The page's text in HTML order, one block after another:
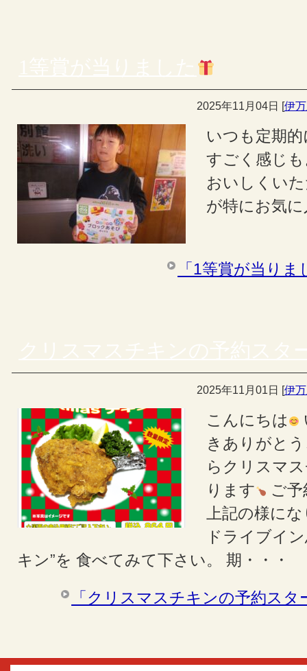
2025年11月04日 [伊
いつも定期
すごく感じ
おいしくい
が特にお気
「1等賞が当りま
2025年11月01日 [伊
こんにちは
きありがと
らクリスマ
ります
ご
上記の様に
ドライブイ
キン”を 食べてみて下さい。 期・・・
「クリスマスチキンの予約スタ